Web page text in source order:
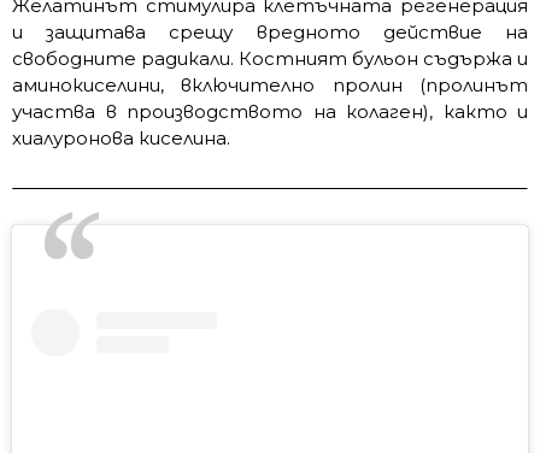
Желатинът стимулира клетъчната регенерация
и защитава срещу вредното действие на
свободните радикали. Костният бульон съдържа и
аминокиселини, включително пролин (пролинът
участва в производството на колаген), както и
хиалуронова киселина.